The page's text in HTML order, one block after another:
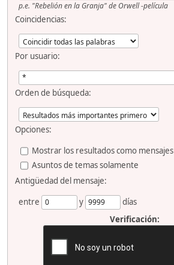
p.e. "Rebelión en la Granja" de Orwell -película
Coincidencias:
Por usuario:
Orden de búsqueda:
Opciones:
Mostrar los resultados como mensajes
Asuntos de temas solamente
Antigüedad del mensaje:
entre
y
días
Verificación: